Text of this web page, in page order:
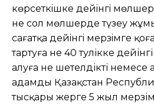
көрсеткiшке дейiнгi
не сол мөлшерде түзеу
сағатқа дейiнгi мерзiмге
тартуға не 40 тәулікке
алуға не шетелдікті немесе
адамды Қазақстан
тысқары жерге 5 жыл